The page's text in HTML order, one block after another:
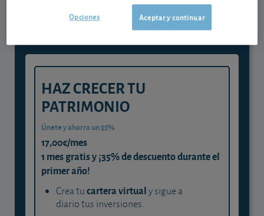
y consigue que cada euro trabaje
para ti
HAZ CRECER TU
PATRIMONIO
Únete y ahorra un 35%
17,00€/mes
1 mes gratis y ¡35% de descuento durante el
primer año!
Crea tucartera virtualy sigue a
diario tus inversiones.
Aceptar y continuar
Opciones